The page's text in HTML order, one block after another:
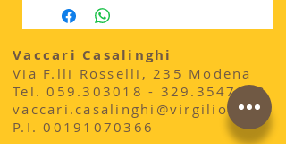
Vaccari Casalinghi
Via F.lli Rosselli, 235 Modena
​Tel.059.303018 - 329 .3547863
vaccari.casalinghi@virgilio.it
P.I.00191070366